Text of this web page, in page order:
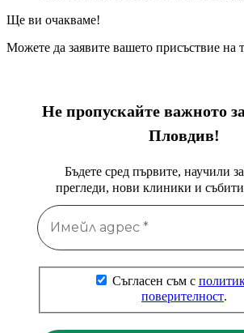
Ще ви очакваме!
Можете да заявите вашето присъствие на
Не пропускайте важното
Пловдив!
Бъдете сред първите, научили
прегледи, нови клиники и
Съгласен съм с
поверителност.